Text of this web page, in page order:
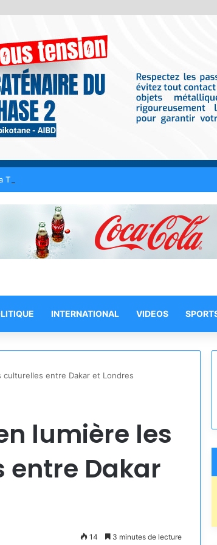
Tijaniyya dévoilera son programme ce samedi à
INTERNATIONAL VIDEOS
entre Dakar et Londres
lumière les
entre Dakar
14 3 minutes de lecture